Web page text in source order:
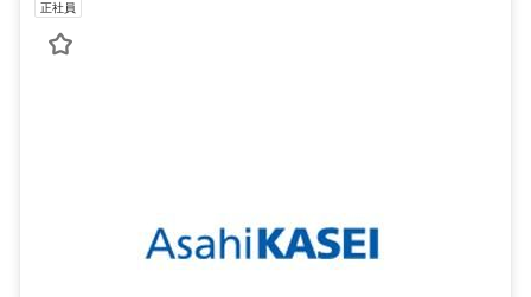
正社員